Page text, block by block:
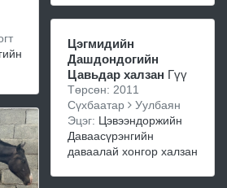
Цэгмидийн
Дашдондогийн
Цавьдар халзан Гүү
Төрсөн: 2011
Сүхбаатар
Уулбаян
Эцэг: Цэвээндоржийн
Даваасүрэнгийн
даваалай хонгор халзан